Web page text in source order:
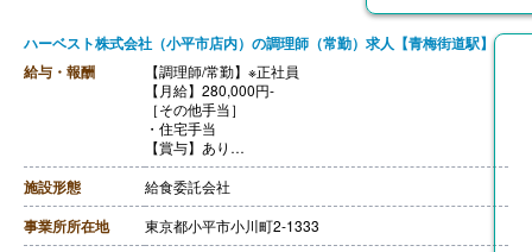
ハーベスト株式会社（小平市店内）の調理師（常勤）求人【青梅街道駅】
給与・報酬
【調理師/常勤】※正社員
【月給】280,000円-
［その他手当］
・住宅手当
【賞与】あり
【通勤手当】あり（上限20,900円/月）※2km以上は交通
費支給
【昇給】あり（規定による）
【退職金】あり※勤続3年以上
施設形態 給食委託会社
事業所所在地 東京都小平市小川町2-1333